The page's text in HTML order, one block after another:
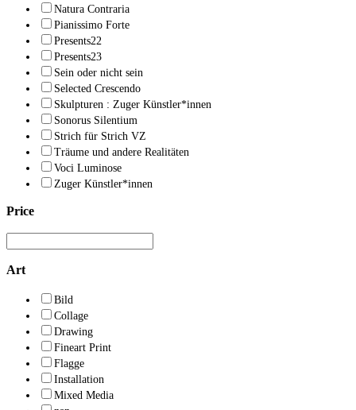
Natura Contraria
Pianissimo Forte
Presents22
Presents23
Sein oder nicht sein
Selected Crescendo
Skulpturen : Zuger Künstler*innen
Sonorus Silentium
Strich für Strich VZ
Träume und andere Realitäten
Voci Luminose
Zuger Künstler*innen
Price
Art
Bild
Collage
Drawing
Fineart Print
Flagge
Installation
Mixed Media